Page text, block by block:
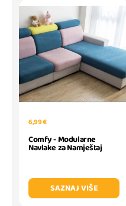
6,99 €
Comfy - Modularne
Navlake za Namještaj
SAZNAJ VIŠE